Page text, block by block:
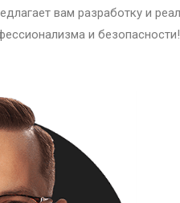
вам разработку и
и безопасности!